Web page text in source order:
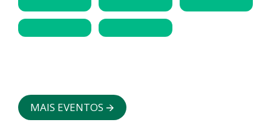
MAIS EVENTOS 🡪